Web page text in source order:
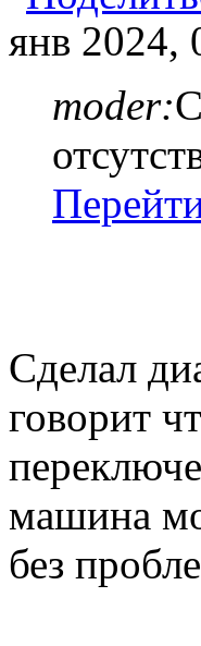
янв 2024,
moder:
Сделал
говорит
машина
без